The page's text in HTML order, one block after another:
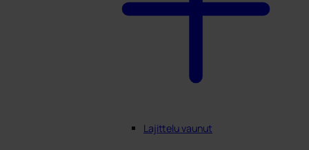
Lajittelu vaunut